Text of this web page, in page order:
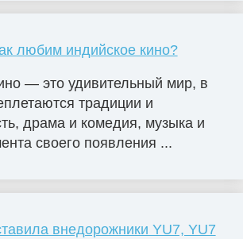
любим индийское кино?
— это удивительный мир, в
традиции и
драма и комедия, музыка и
своего появления ...
внедорожники YU7, YU7